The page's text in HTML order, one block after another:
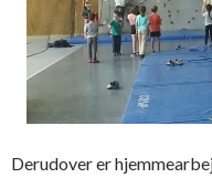
Derudover er